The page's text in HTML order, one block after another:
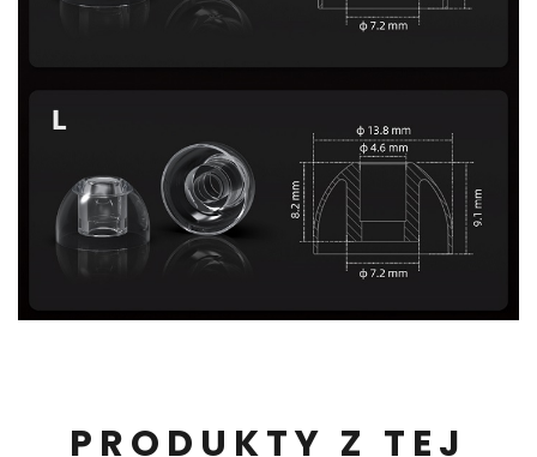
PRODUKTY Z TEJ